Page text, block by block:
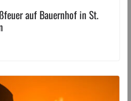
auf Bauernhof in St.